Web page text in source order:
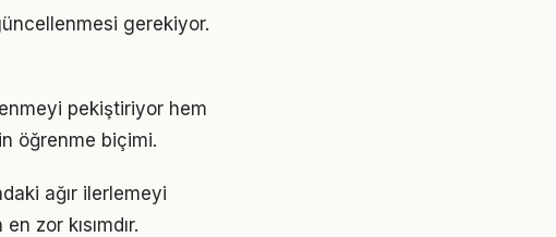
gerekiyor.
pekiştiriyor hem
öğrenme biçimi.
ağır ilerlemeyi
zor kısımdır.